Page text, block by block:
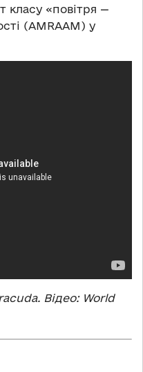
класу «повітря —
(AMRAAM) у
Відео: World